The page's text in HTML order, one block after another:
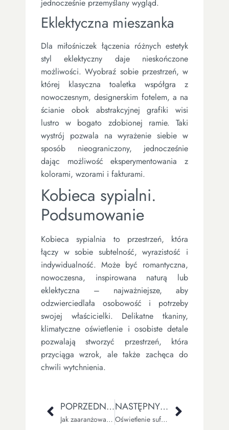
jednocześnie przemyślany wygląd.
Eklektyczna mieszanka
Dla miłośniczek łączenia różnych estetyk
styl eklektyczny daje nieskończone
możliwości. Wyobraź sobie przestrzeń, w
której klasyczna toaletka współgra z
nowoczesnym, designerskim fotelem, a na
ścianie obok abstrakcyjnej grafiki wisi
lustro w bogato zdobionej ramie. Taki
wystrój pozwala na wyrażenie siebie w
sposób nieograniczony, jednocześnie
dając możliwość eksperymentowania z
kolorami, wzorami i fakturami.
Kobieca sypialni.
Podsumowanie
Kobieca sypialnia to przestrzeń, która
łączy w sobie subtelność, wyrazistość i
indywidualność. Może być romantyczna,
nowoczesna, inspirowana naturą lub
eklektyczna – najważniejsze, aby
odzwierciedlała osobowość i potrzeby
swojej właścicielki. Delikatne tkaniny,
klimatyczne oświetlenie i osobiste detale
pozwalają stworzyć przestrzeń, która
przyciąga wzrok, ale także zachęca do
chwili wytchnienia.
POPRZEDNI WPIS
Jak zaaranżować przytulne wnętrze w jadalni w bloku?
NASTĘPNY WPIS
Oświetlenie sufitowe w salonie – poznaj ciekawe inspiracje